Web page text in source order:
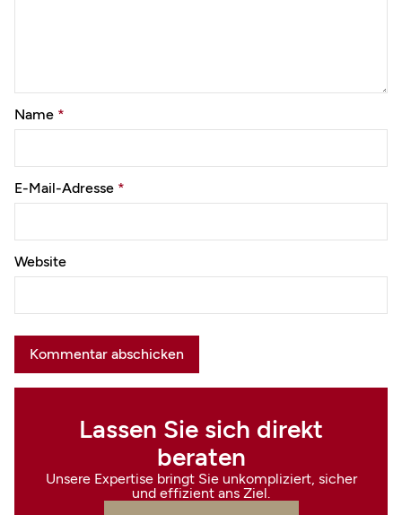
Name *
E-Mail-Adresse *
Website
Lassen Sie sich direkt
beraten
Unsere Expertise bringt Sie unkompliziert, sicher
und effizient ans Ziel.